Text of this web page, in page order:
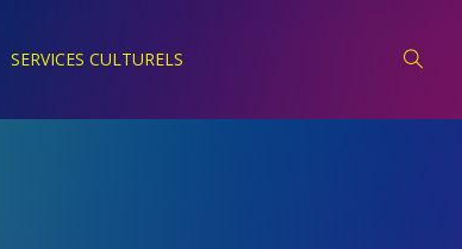
SERVICES CULTURELS